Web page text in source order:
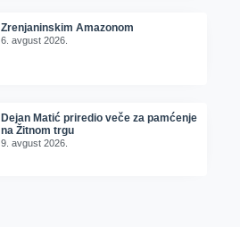
Zrenjaninskim Amazonom
6. avgust 2026.
Dejan Matić priredio veče za pamćenje
na Žitnom trgu
9. avgust 2026.